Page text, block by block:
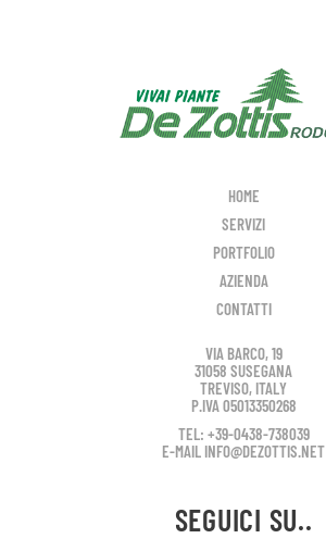
HOME
SERVIZI
PORTFOLIO
AZIENDA
CONTATTI
VIA BARCO, 19
31058 SUSEGANA
TREVISO, ITALY
P.IVA 05013350268
TEL: +39-0438-738039
E-MAIL INFO@DEZOTTIS.NET
SEGUICI SU..